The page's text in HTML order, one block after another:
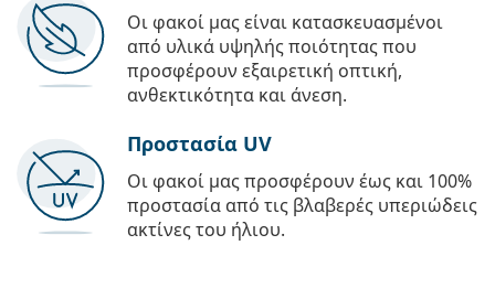
Οι φακοί μας είναι κατασκευασμένοι
από υλικά υψηλής ποιότητας που
προσφέρουν εξαιρετική οπτική,
ανθεκτικότητα και άνεση.
Προστασία UV
Οι φακοί μας προσφέρουν έως και 100%
προστασία από τις βλαβερές υπεριώδεις
ακτίνες του ήλιου.